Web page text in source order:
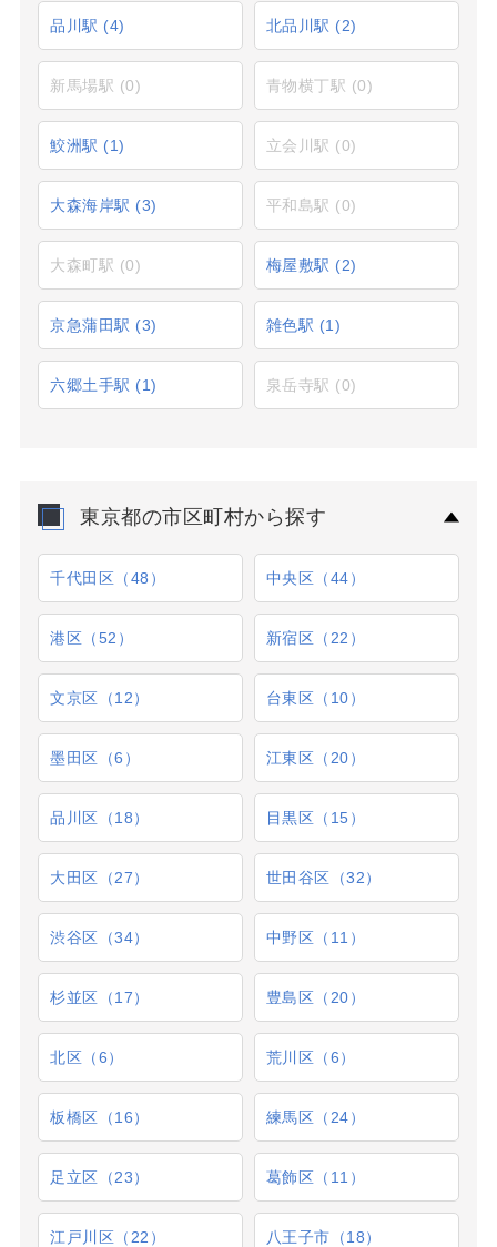
品川駅 (4) 北品川駅 (2)
新馬場駅 (0) 青物横丁駅 (0)
鮫洲駅 (1) 立会川駅 (0)
大森海岸駅 (3) 平和島駅 (0)
大森町駅 (0) 梅屋敷駅 (2)
京急蒲田駅 (3) 雑色駅 (1)
六郷土手駅 (1) 泉岳寺駅 (0)
東京都の市区町村から探す
千代田区（48） 中央区（44）
港区（52） 新宿区（22）
文京区（12） 台東区（10）
墨田区（6） 江東区（20）
品川区（18） 目黒区（15）
大田区（27） 世田谷区（32）
渋谷区（34） 中野区（11）
杉並区（17） 豊島区（20）
北区（6） 荒川区（6）
板橋区（16） 練馬区（24）
足立区（23） 葛飾区（11）
江戸川区（22） 八王子市（18）